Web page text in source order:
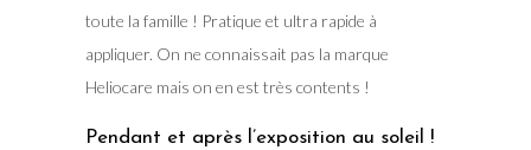
toute la famille ! Pratique et ultra rapide à
appliquer. On ne connaissait pas la marque
Heliocare mais on en est très contents !
Pendant et après l’exposition au soleil !